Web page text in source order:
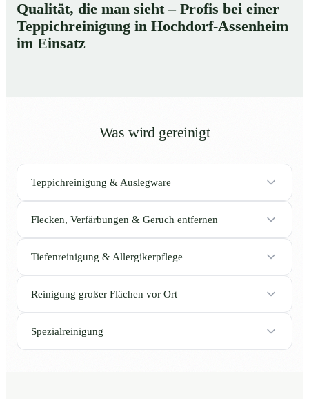
Qualität, die man sieht – Profis bei einer
Teppichreinigung in Hochdorf-Assenheim
im Einsatz
Was wird gereinigt
Teppichreinigung & Auslegware
Flecken, Verfärbungen & Geruch entfernen
Tiefenreinigung & Allergikerpflege
Reinigung großer Flächen vor Ort
Spezialreinigung